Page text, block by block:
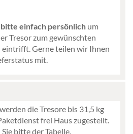
einfach persönlich um
Tresor zum gewünschten
Gerne teilen wir Ihnen
mit.
die Tresore bis 31,5 kg
frei Haus zugestellt.
bitte der Tabelle.